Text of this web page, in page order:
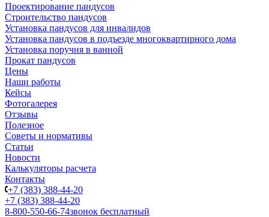
Проектирование пандусов
Строительство пандусов
Установка пандусов для инвалидов
Установка пандусов в подъезде многоквартирного дома
Установка поручня в ванной
Прокат пандусов
Цены
Наши работы
Кейсы
Фотогалерея
Отзывы
Полезное
Советы и нормативы
Статьи
Новости
Калькуляторы расчета
Контакты
+7 (383) 388-44-20
+7 (383) 388-44-20
8-800-550-66-74звонок бесплатный